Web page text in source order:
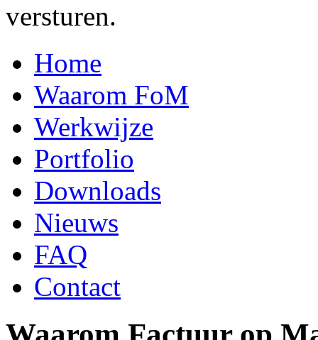
versturen.
Home
Waarom FoM
Werkwijze
Portfolio
Downloads
Nieuws
FAQ
Contact